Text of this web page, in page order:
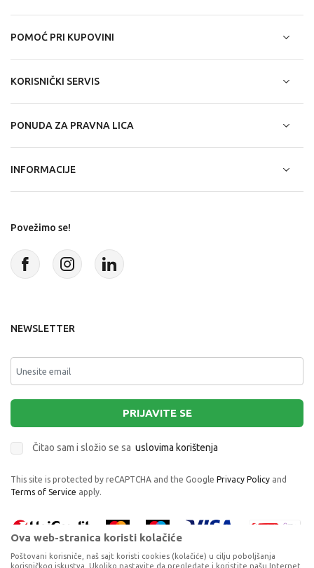
POMOĆ PRI KUPOVINI
KORISNIČKI SERVIS
PONUDA ZA PRAVNA LICA
INFORMACIJE
Povežimo se!
NEWSLETTER
PRIJAVITE SE
Čitao sam i složio se sa uslovima korištenja
This site is protected by reCAPTCHA and the Google Privacy Policy and
Terms of Service apply.
Ova web-stranica koristi kolačiće
Poštovani korisniče, naš sajt koristi cookies (kolačiće) u cilju poboljšanja
korisničkog iskustva. Ukoliko nastavite da pregledate i koristite našu Internet